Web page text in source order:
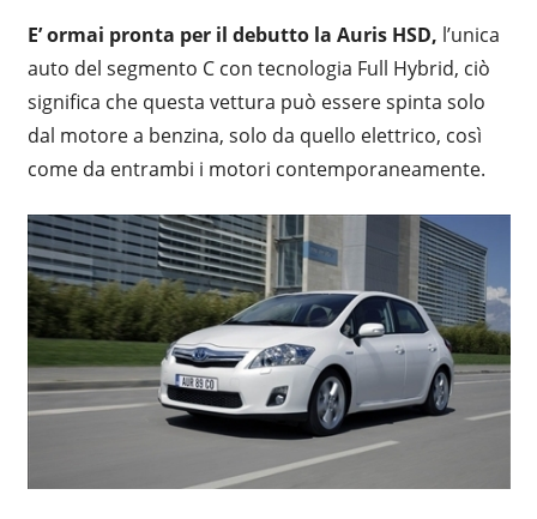
E’ ormai pronta per il debutto la Auris HSD, l’unica
auto del segmento C con tecnologia Full Hybrid, ciò
significa che questa vettura può essere spinta solo
dal motore a benzina, solo da quello elettrico, così
come da entrambi i motori contemporaneamente.